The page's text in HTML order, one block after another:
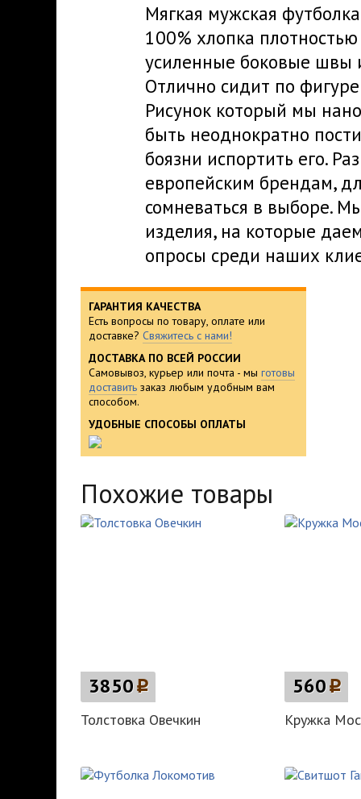
Мягкая мужская
100% хлопка
усиленные боковые швы
Отлично сидит по
Рисунок который мы
быть неоднократно
боязни испортить его.
европейским брендам,
сомневаться в выборе.
изделия, на которые
опросы среди наших
ГАРАНТИЯ КАЧЕСТВА
Есть вопросы по товару, оплате или
доставке? Свяжитесь с нами!
ДОСТАВКА ПО ВСЕЙ РОССИИ
Самовывоз, курьер или почта - мы готовы
доставить заказ любым удобным вам
способом.
УДОБНЫЕ СПОСОБЫ ОПЛАТЫ
Похожие товары
3850p
Толстовка Овечкин
560p
Кружка